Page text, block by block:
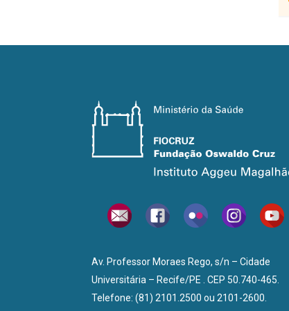
Av. Professor Moraes Rego, s/n – Cidade
Universitária – Recife/PE . CEP 50.740-465.
Telefone: (81) 2101.2500 ou 2101-2600.